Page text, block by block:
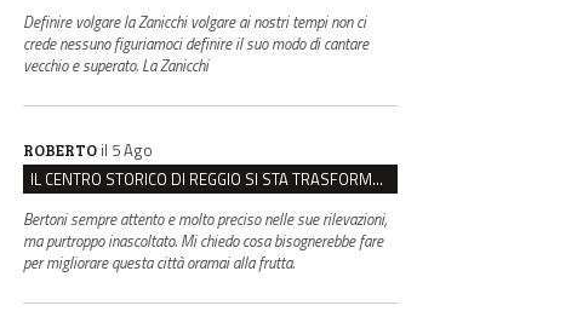
Definire volgare la Zanicchi volgare ai nostri tempi non ci
crede nessuno figuriamoci definire il suo modo di cantare
vecchio e superato. La Zanicchi
ROBERTO il 5 Ago
IL CENTRO STORICO DI REGGIO SI STA TRASFORMANDO, E NON IN MEGLIO
Bertoni sempre attento e molto preciso nelle sue rilevazioni,
ma purtroppo inascoltato. Mi chiedo cosa bisognerebbe fare
per migliorare questa città oramai alla frutta.